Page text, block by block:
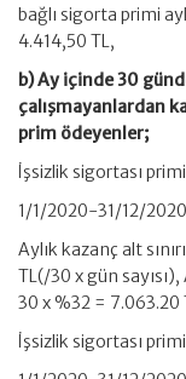
bağlı sigorta primi
4.414,50 TL,
b) Ay içinde 30
çalışmayanlardan
prim ödeyenler;
İşsizlik sigortası
1/1/2020-31/12/
Aylık kazanç alt
TL(/30 x gün sayısı),
30 x %32 = 7.063.20
İşsizlik sigortası